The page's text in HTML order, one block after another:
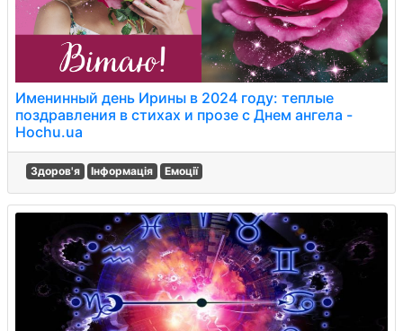
Именинный день Ирины в 2024 году: теплые
поздравления в стихах и прозе с Днем ангела -
Hochu.ua
Здоров'я Інформація Емоції